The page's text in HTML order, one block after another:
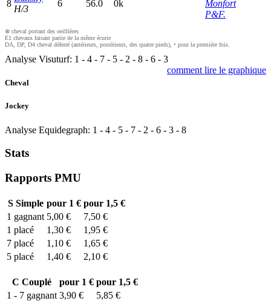
8
H/3
6 56.0 0k
Monfort
P&F.
⊗ cheval portant des oeilllères
E1 chevaux faisant partie de la même écurie
DA, DP, D4 cheval déferré (antérieurs, postérieurs, des quatre pieds), • pour la première fois.
Analyse Visuturf: 1 - 4 - 7 - 5 - 2 - 8 - 6 - 3
comment lire le graphique
Cheval
Jockey
Analyse Equidegraph: 1 - 4 - 5 - 7 - 2 - 6 - 3 - 8
Stats
Rapports PMU
SSimple pour 1 € pour 1,5 €
1 gagnant 5,00 €
7,50 €
1 placé 1,30 €
1,95 €
7 placé 1,10 €
1,65 €
5 placé 1,40 € 2,10 €
C Couplé pour 1 € pour 1,5 €
1 - 7 gagnant 3,90 € 5,85 €